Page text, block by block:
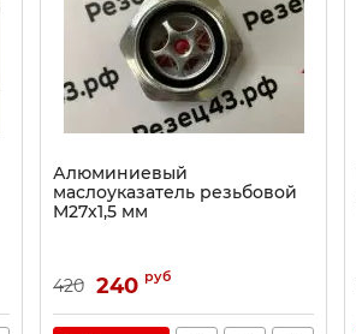
Алюминиевый
маслоуказатель резьбовой
M27х1,5 мм
420 240 руб